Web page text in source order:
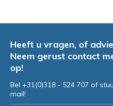
Heeft u vragen, of
Neem gerust contact
op!
Bel +31(0)318 - 524 707 of
mail!